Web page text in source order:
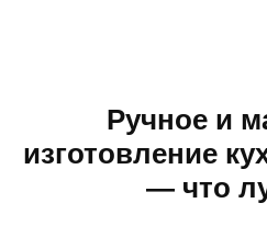
Ручное и
изготовление
— что